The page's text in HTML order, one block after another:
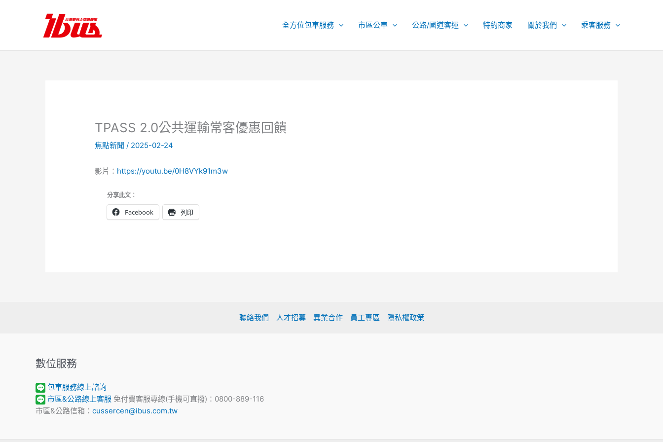
內
全方位包車服務 市區公車 公路/國道客運 特約商家 關於我們 乘客服務
TPASS 2.0公共運輸常客優惠回饋
焦點新聞 / 2025-02-24
影片： https://youtu.be/0H8VYk91m3w
分享此文：
Facebook 列印
聯絡我們 人才招募 異業合作 員工專區 隱私權政策
數位服務
包車服務線上諮詢
市區&公路線上客服 免付費客服專線(手機可直撥)：0800-889-116
市區&公路信箱： cussercen@ibus.com.tw